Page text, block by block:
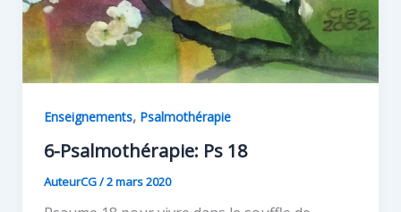
Enseignements, Psalmothérapie
6-Psalmothérapie: Ps 18
AuteurCG/2 mars 2020